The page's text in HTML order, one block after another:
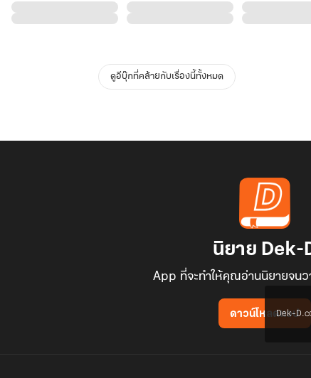
ดูอีบุ๊กที่คล้ายกับเรื่องนี้ทั้งหมด
นิยาย Dek-
App ที่จะทำให้คุณอ่านนิยายจนว
ดาวน์โหลดแอป
Dek-